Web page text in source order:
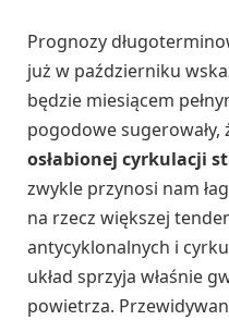
Prognozy
już w październiku
będzie miesiącem
pogodowe
osłabionej cyrkulacji
zwykle przynosi nam
na rzecz większej
antycyklonalnych i
układ sprzyja właśnie
powietrza.